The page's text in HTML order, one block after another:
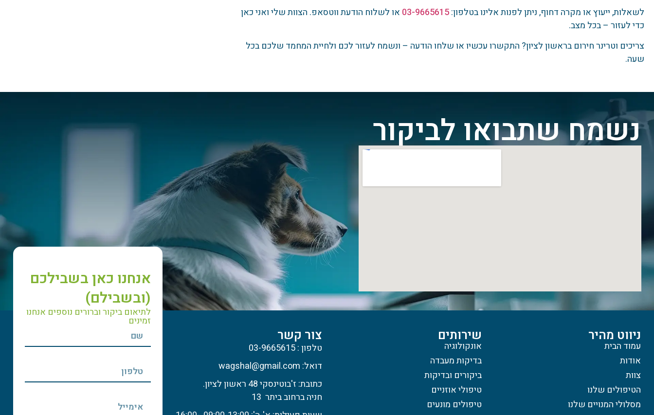
לשאלות, ייעוץ או מקרה דחוף, ניתן לפנות אלינו בטלפון:03-9665615 או לשלוח הודעת ווטסאפ. הצוות שלי ואני כאן
כדי לעזור – בכל מצב.
צריכים וטרינר חירום בראשון לציון? התקשרו עכשיו או שלחו הודעה – ונשמח לעזור לכם ולחיית המחמד שלכם בכל
שעה.
נשמח שתבואו לביקור
ניווט מהיר
עמוד הבית
אודות
צוות
הטיפולים שלנו
מסלולי המנויים שלנו
שירותים
אונקולוגיה
בדיקות מעבדה
ביקורים ובדיקות
טיפולי אוזניים
טיפולים מונעים
צור קשר
טלפון : 03-9665615
דואל: wagshal@gmail.com
כתובת: ז'בוטינסקי 48 ראשון לציון.
חניה ברחוב ביתר 13
אנחנו כאן בשבילכם
(ובשבילם)
לתיאום ביקור וברורים נוספים אנחנו
זמינים